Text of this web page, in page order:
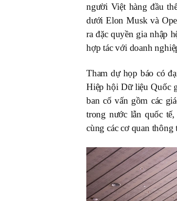
người Việt hàng đầu
dưới Elon Musk và
ra đặc quyền gia nhập
hợp tác với doanh
Tham dự họp báo có
Hiệp hội Dữ liệu Quốc
ban cố vấn gồm các
trong nước lẫn quốc
cùng các cơ quan thông